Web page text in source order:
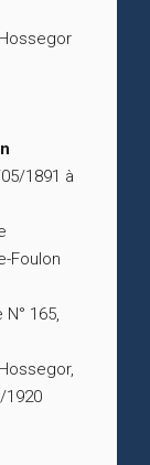
1891 à
Foulon
165,
1920